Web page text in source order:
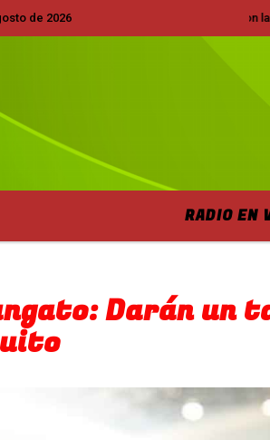
de 2026
Hoy es Jueves 6 de Agosto de 2026 y son las
RADIO EN
Darán un